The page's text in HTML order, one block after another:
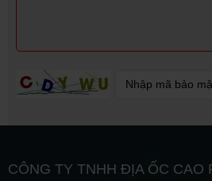
CÔNG TY TNHH ĐỊA ỐC CAO